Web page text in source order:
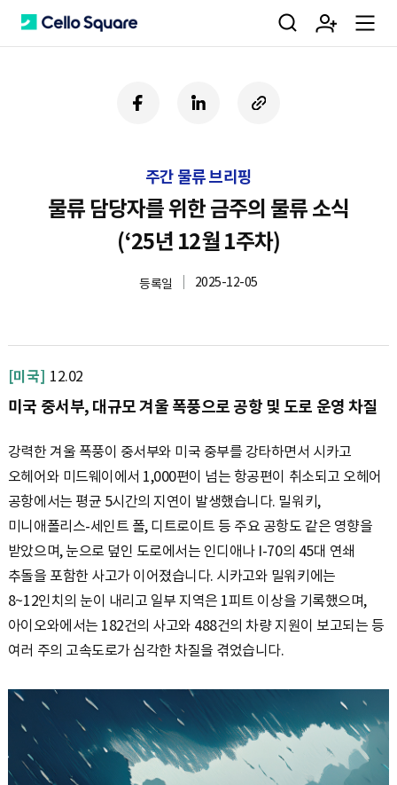
C
S
q
u
a
r
e
검 회 m
페
이
크
U
R
하
기
주간 물류 브리핑
물류 담당자를 위한 금주의 물류 소식
(‘25년 12월 1주차)
등록일 2025-12-05
[미국] 12.02
미국 중서부, 대규모 겨울 폭풍으로 공항 및 도로 운영 차질
강력한 겨울 폭풍이 중서부와 미국 중부를 강타하면서 시카고
오헤어와 미드웨이에서 1,000편이 넘는 항공편이 취소되고 오헤어
공항에서는 평균 5시간의 지연이 발생했습니다. 밀워키,
미니애폴리스-세인트 폴, 디트로이트 등 주요 공항도 같은 영향을
받았으며, 눈으로 덮인 도로에서는 인디애나 I-70의 45대 연쇄
추돌을 포함한 사고가 이어졌습니다. 시카고와 밀워키에는
8~12인치의 눈이 내리고 일부 지역은 1피트 이상을 기록했으며,
아이오와에서는 182건의 사고와 488건의 차량 지원이 보고되는 등
여러 주의 고속도로가 심각한 차질을 겪었습니다.